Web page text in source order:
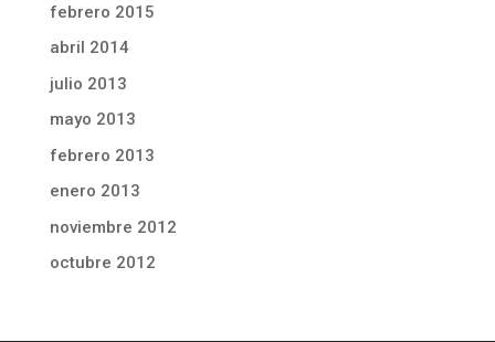
febrero 2015
abril 2014
julio 2013
mayo 2013
febrero 2013
enero 2013
noviembre 2012
octubre 2012